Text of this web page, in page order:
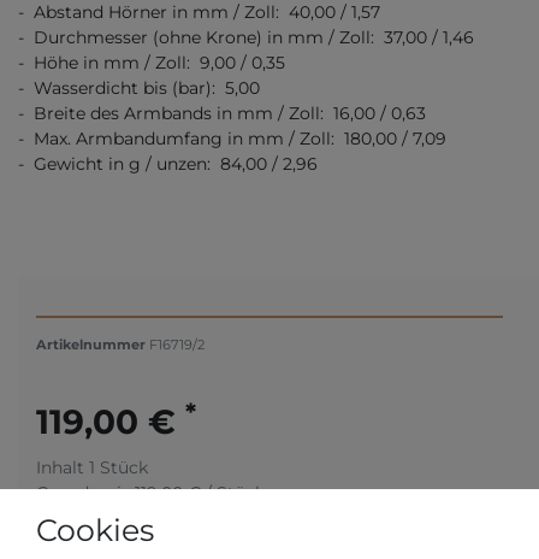
- Abstand Hörner in mm / Zoll: 40,00 / 1,57
- Durchmesser (ohne Krone) in mm / Zoll: 37,00 / 1,46
- Höhe in mm / Zoll: 9,00 / 0,35
- Wasserdicht bis (bar): 5,00
- Breite des Armbands in mm / Zoll: 16,00 / 0,63
- Max. Armbandumfang in mm / Zoll: 180,00 / 7,09
- Gewicht in g / unzen: 84,00 / 2,96
Artikelnummer F16719/2
119,00 € *
Inhalt 1 Stück
Grundpreis119,00 € / Stück
Cookies